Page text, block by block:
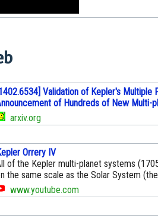
Validation of Kepler's Multiple
of Hundreds of New Multi-
arxiv.org
Orrery IV
of the Kepler multi-planet systems
the same scale as the Solar System
www.youtube.com